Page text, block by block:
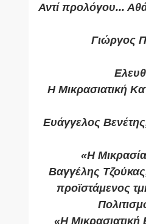
Αντί προλόγου...
Γιώργος
Η Μικρασιατική
Ευάγγελος
«Η
Βαγγέλης
προϊστάμενος
«Η Μικρασιατική